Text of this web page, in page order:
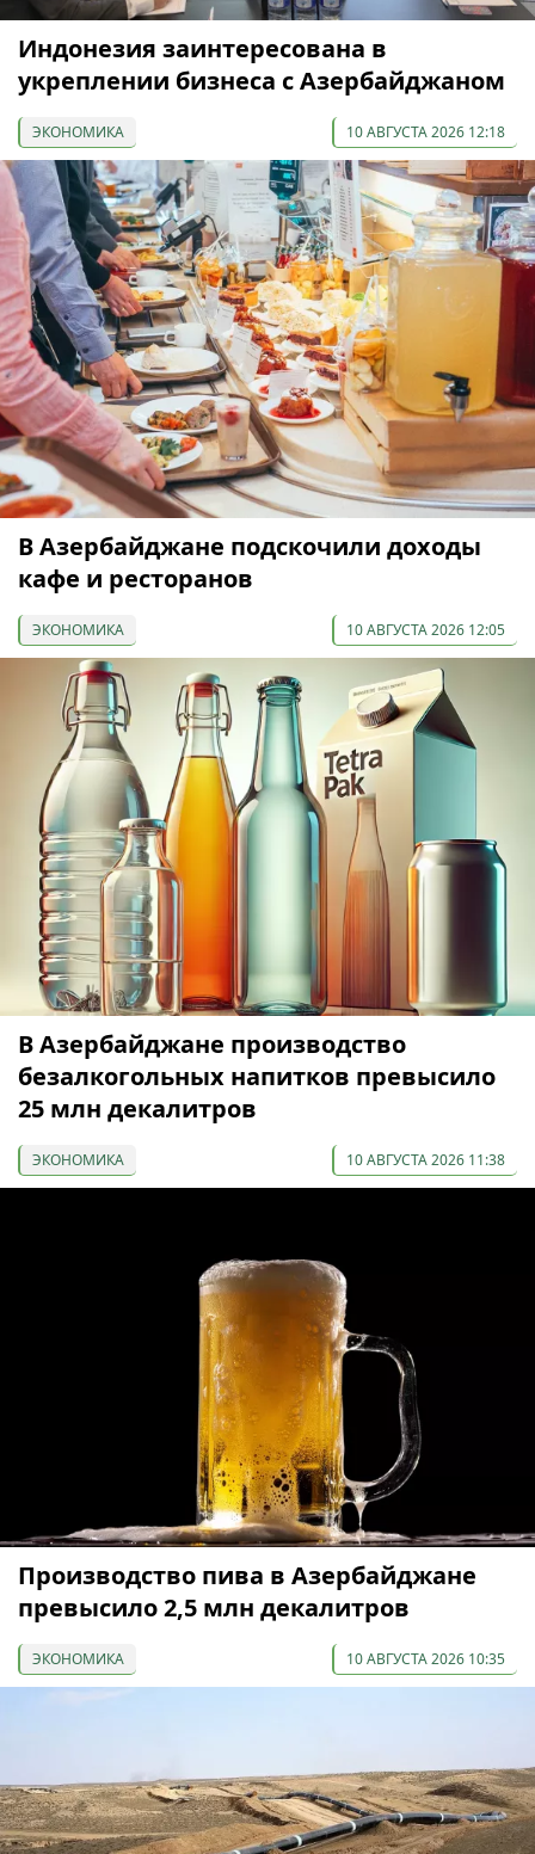
Индонезия заинтересована в
укреплении бизнеса с Азербайджаном
ЭКОНОМИКА 10 АВГУСТА 2026 12:18
В Азербайджане подскочили доходы
кафе и ресторанов
ЭКОНОМИКА 10 АВГУСТА 2026 12:05
В Азербайджане производство
безалкогольных напитков превысило
25 млн декалитров
ЭКОНОМИКА 10 АВГУСТА 2026 11:38
Производство пива в Азербайджане
превысило 2,5 млн декалитров
ЭКОНОМИКА 10 АВГУСТА 2026 10:35